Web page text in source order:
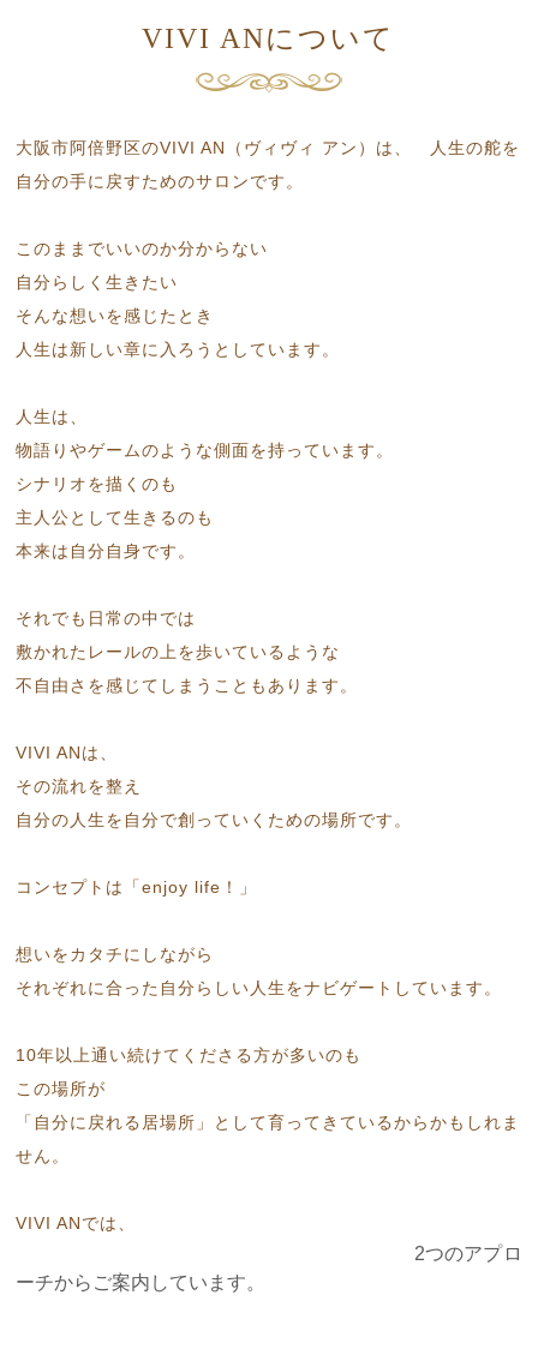
VIVI ANについて
大阪市阿倍野区のVIVI AN（ヴィヴィ アン）は、
人生の舵を
自分の手に戻すためのサロンです。
このままでいいのか分からない
自分らしく生きたい
そんな想いを感じたとき
人生は新しい章に入ろうとしています。
人生は、
物語りやゲームのような側面を持っています。
シナリオを描くのも
主人公として生きるのも
本来は自分自身です。
それでも日常の中では
敷かれたレールの上を歩いているような
不自由さを感じてしまうこともあります。
VIVI ANは、
その流れを整え
自分の人生を自分で創っていくための場所です。
コンセプトは「enjoy life！」
想いをカタチにしながら
それぞれに合った自分らしい人生をナビゲートしています。
10年以上通い続けてくださる方が多いのも
この場所が
「自分に戻れる居場所」として育ってきているからかもしれま
せん。
VIVI ANでは、
2つのアプロ
ーチからご案内しています。